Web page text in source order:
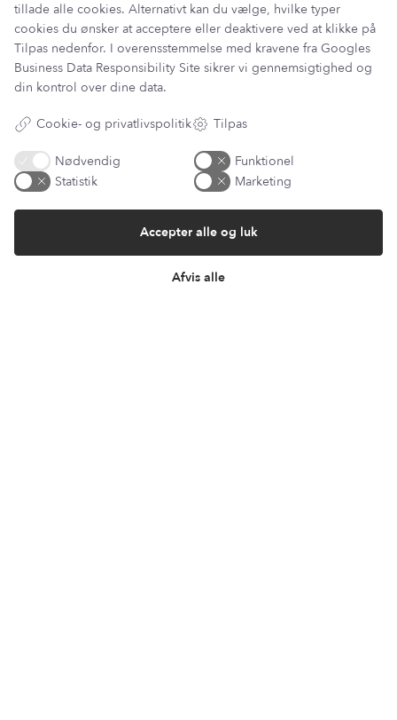
Har du et spørgsmål?
kundeservice@lantzcph.com
Telefon & mail besvares I tidsrummet:
Mandag, Onsdag & Fredag: 09.00 – 14.00
+45 60 13 27 49
tillade alle cookies. Alternativt kan du vælge, hvilke typer
cookies du ønsker at acceptere eller deaktivere ved at klikke på
Tilpas nedenfor. I overensstemmelse med kravene fra Googles
Business Data Responsibility Site sikrer vi gennemsigtighed og
din kontrol over dine data.
Cookie- og privatlivspolitik Tilpas
Nødvendig
Funktionel
Statistik
Marketing
Afvis alle
Accepter alle og luk